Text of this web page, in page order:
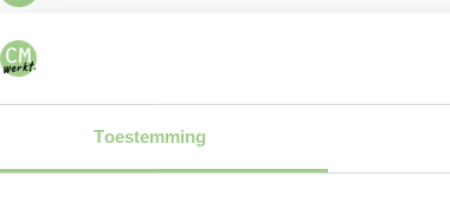
Toestemming